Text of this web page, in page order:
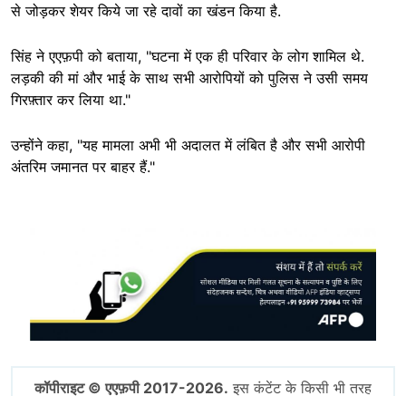
छिपाएं
से जोड़कर शेयर किये जा रहे दावों का खंडन किया है.
सिंह ने एएफ़पी को बताया, "घटना में एक ही परिवार के लोग शामिल थे.
लड़की की मां और भाई के साथ सभी आरोपियों को पुलिस ने उसी समय
गिरफ़्तार कर लिया था."
उन्होंने कहा, "यह मामला अभी भी अदालत में लंबित है और सभी आरोपी
अंतरिम जमानत पर बाहर हैं."
कॉपीराइट © एएफ़पी 2017-2026. इस कंटेंट के किसी भी तरह